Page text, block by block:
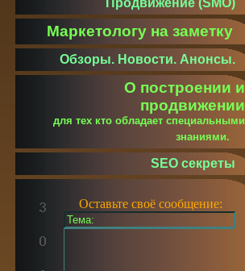
Продвижение (SMO)
Маркетологу на заметку
Обзоры. Новости. Анонсы.
О построении и
продвижении
для тех кто обладает специальными
знаниями.
SEO секреты
Оставьте своё сообщение: